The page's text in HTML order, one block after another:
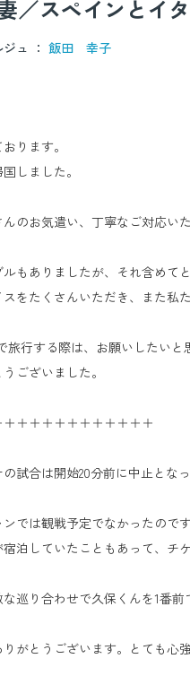
／スペインとイ
ュ ： 飯田 幸子
ります。
しました。
のお気遣い、丁寧なご対応い
もありましたが、それ含めて
をたくさんいただき、また私
旅行する際は、お願いしたいと
ございました。
＋＋＋＋＋＋＋＋＋＋＋
試合は開始20分前に中止とな
では観戦予定でなかったので
宿泊していたこともあって、チ
巡り合わせで久保くんを1番前
がとうございます。とても心